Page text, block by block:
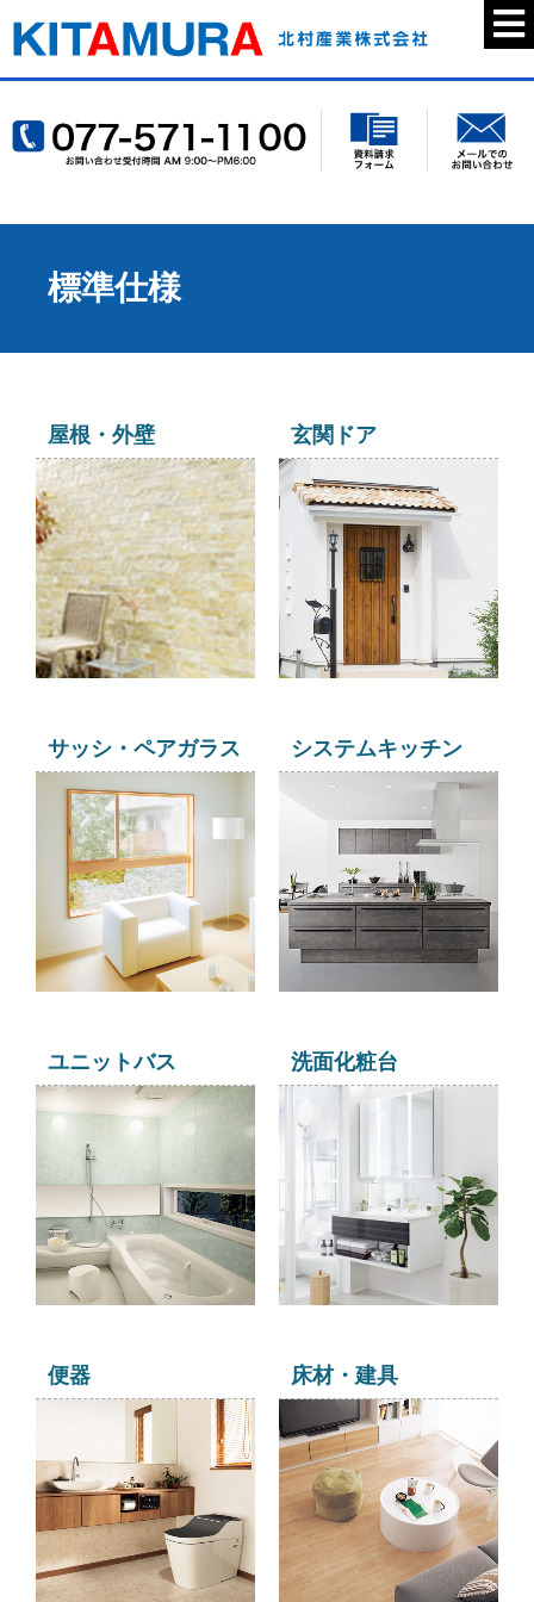
標準仕様
屋根・外壁 玄関ドア
サッシ・ペアガラス システムキッチン
ユニットバス 洗面化粧台
便器 床材・建具